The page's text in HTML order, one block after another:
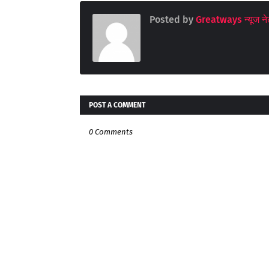
Posted by Greatways न्यूज
POST A COMMENT
0 Comments